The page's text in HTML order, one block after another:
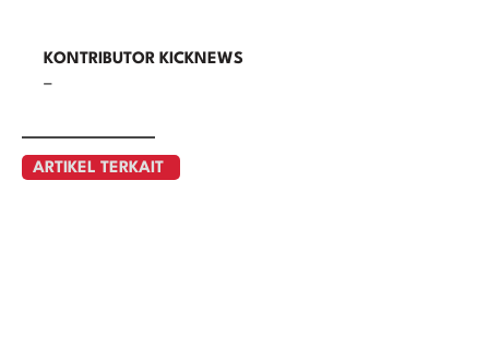
KONTRIBUTOR KICKNEWS
–
ARTIKEL TERKAIT